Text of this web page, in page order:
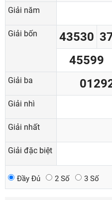
Giải năm
Giải bốn 43530
45599
Giải ba
Giải nhì
Giải nhất
Giải đặc biệt
Đầy Đủ 2 Số 3 Số